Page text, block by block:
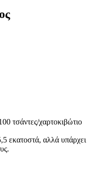
τσάντες/χαρτοκιβώτιο
εκατοστά, αλλά υπάρχει